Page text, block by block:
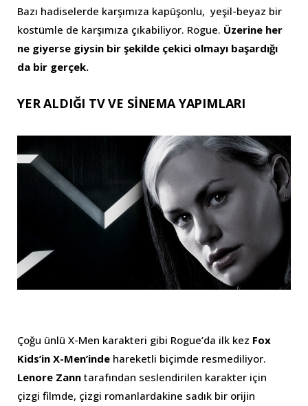
Bazı hadiselerde karşımıza kapüşonlu, yeşil-beyaz bir
kostümle de karşımıza çıkabiliyor. Rogue. Üzerine her
ne giyerse giysin bir şekilde çekici olmayı başardığı
da bir gerçek.
YER ALDIĞI TV VE SİNEMA YAPIMLARI
Çoğu ünlü X-Men karakteri gibi Rogue’da ilk kez Fox
Kids’in X-Men’inde hareketli biçimde resmediliyor.
Lenore Zann tarafından seslendirilen karakter için
çizgi filmde, çizgi romanlardakine sadık bir orijin